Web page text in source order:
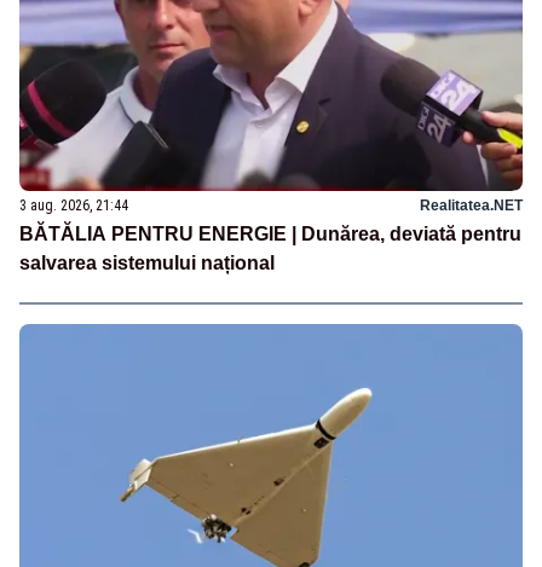
3 aug. 2026, 21:44 Realitatea.NET
BĂTĂLIA PENTRU ENERGIE | Dunărea, deviată pentru
salvarea sistemului național